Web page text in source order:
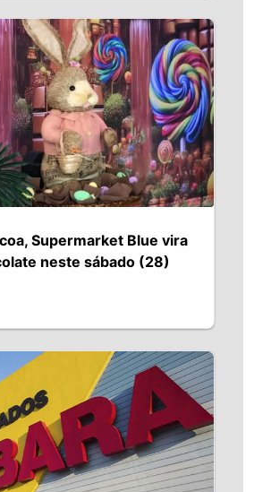
Supermarket Blue vira
neste sábado (28)